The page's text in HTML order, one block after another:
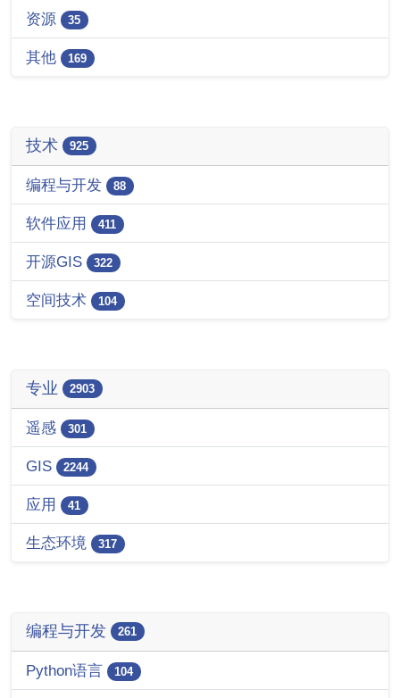
资源 35
其他 169
技术 925
编程与开发 88
软件应用 411
开源GIS 322
空间技术 104
专业 2903
遥感 301
GIS 2244
应用 41
生态环境 317
编程与开发 261
Python语言 104